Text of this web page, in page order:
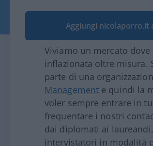
Aggiungi nicolaporro.it
Viviamo un mercato
inflazionata oltre misura.
parte di una
Management e quindi la
voler sempre entrare in
frequentare i nostri
dai diplomati ai
intervistatori in modalità